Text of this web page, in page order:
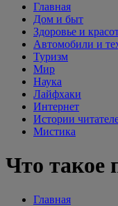
Главная
Дом и быт
Здоровье и
Автомобили и
Туризм
Мир
Наука
Лайфхаки
Интернет
Истории
Мистика
Что такое
Главная